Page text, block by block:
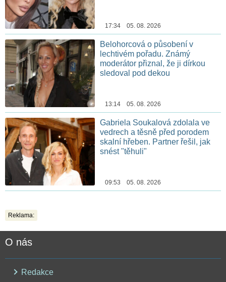
17:34 05. 08. 2026
Belohorcová o působení v
lechtivém pořadu. Známý
moderátor přiznal, že ji dírkou
sledoval pod dekou
13:14 05. 08. 2026
Gabriela Soukalová zdolala ve
vedrech a těsně před porodem
skalní hřeben. Partner řešil, jak
snést "těhuli"
09:53 05. 08. 2026
Reklama:
O nás
Redakce